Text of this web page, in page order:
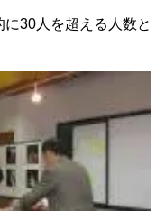
30人を超える人数と